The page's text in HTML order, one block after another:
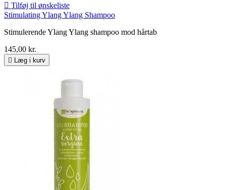
 Tilføj til ønskeliste
Stimulating Ylang Ylang Shampoo
Stimulerende Ylang Ylang shampoo mod hårtab
145,00 kr.
 Læg i kurv